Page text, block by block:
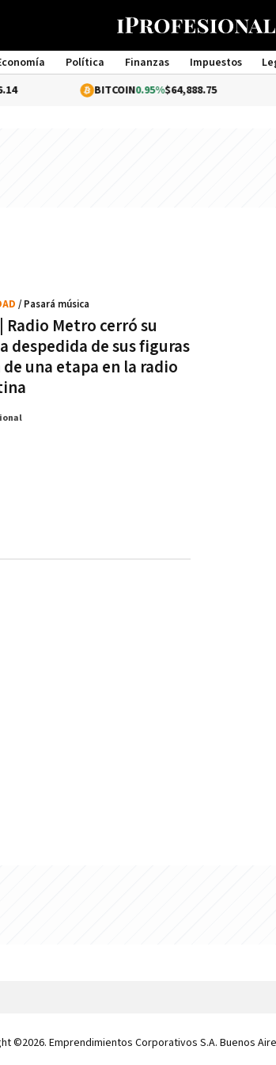
Política Finanzas Impuestos
Management
BITCOIN0.95%$64,888.75
Radio Metro cerró su
despedida de sus figuras
una etapa en la radio
/ Pasará música
©2026. Emprendimientos Corporativos S.A. Buenos